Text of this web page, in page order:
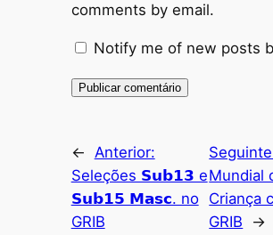
comments by email.
Notify me of new posts
← Anterior:
Seleções 𝗦𝘂𝗯𝟭𝟯 e
𝗦𝘂𝗯𝟭𝟱 𝗠𝗮𝘀𝗰. no
GRIB
Mundial
Criança
GRIB
→